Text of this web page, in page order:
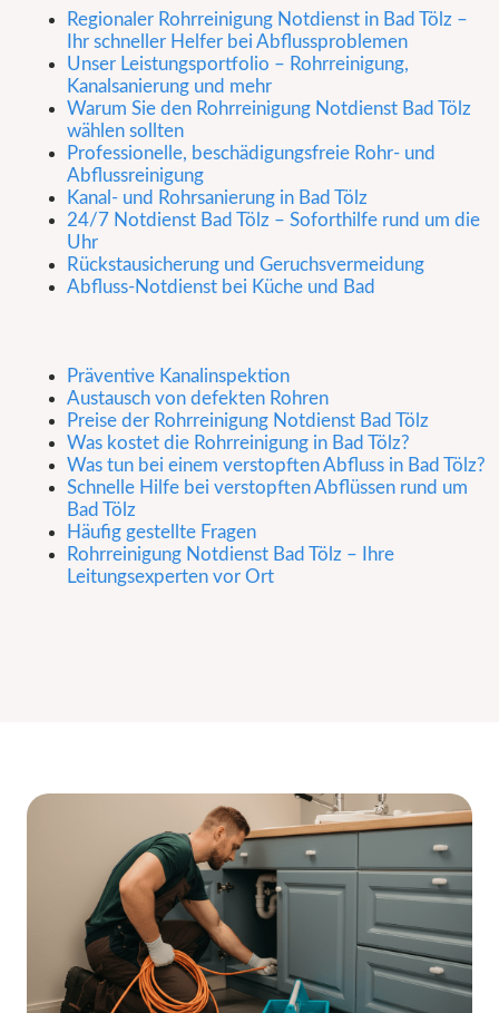
Regionaler Rohrreinigung Notdienst in Bad Tölz –
Ihr schneller Helfer bei Abflussproblemen
Unser Leistungsportfolio – Rohrreinigung,
Kanalsanierung und mehr
Warum Sie den Rohrreinigung Notdienst Bad Tölz
wählen sollten
Professionelle, beschädigungsfreie Rohr- und
Abflussreinigung
Kanal- und Rohrsanierung in Bad Tölz
24/7 Notdienst Bad Tölz – Soforthilfe rund um die
Uhr
Rückstausicherung und Geruchsvermeidung
Abfluss-Notdienst bei Küche und Bad
Präventive Kanalinspektion
Austausch von defekten Rohren
Preise der Rohrreinigung Notdienst Bad Tölz
Was kostet die Rohrreinigung in Bad Tölz?
Was tun bei einem verstopften Abfluss in Bad Tölz?
Schnelle Hilfe bei verstopften Abflüssen rund um
Bad Tölz
Häufig gestellte Fragen
Rohrreinigung Notdienst Bad Tölz – Ihre
Leitungsexperten vor Ort